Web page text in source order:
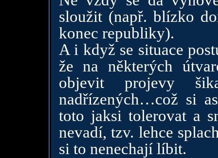
sloužit (např. blízko
konec republiky).
A i když se situace
že na některých
objevit projevy
nadřízených…což si
toto jaksi tolerovat a
nevadí, tzv. lehce
si to nenechají líbit.